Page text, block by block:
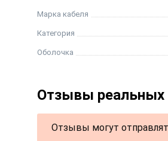
Марка кабеля
Категория
Оболочка
Отзывы реальных
Отзывы могут